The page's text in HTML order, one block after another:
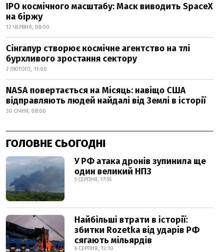
IPO космічного масштабу: Маск виводить SpaceX
на біржу
12 ЧЕРВНЯ, 08:00
Сінгапур створює космічне агентство на тлі
бурхливого зростання сектору
2 ЛЮТОГО, 11:00
NASA повертається на Місяць: навіщо США
відправляють людей найдалі від Землі в історії
30 СІЧНЯ, 08:00
ГОЛОВНЕ СЬОГОДНІ
У РФ атака дронів зупинила ще
один великий НПЗ
5 СЕРПНЯ, 17:55
Найбільші втрати в історії:
збитки Rozetka від ударів РФ
сягають мільярдів
6 СЕРПНЯ, 12:10